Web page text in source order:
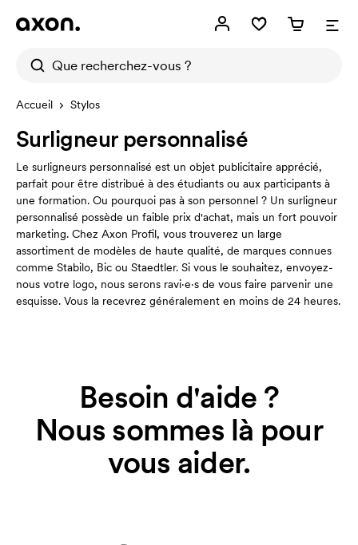
Accueil Stylos
Surligneur personnalisé
Le surligneurs personnalisé est un objet publicitaire apprécié,
parfait pour être distribué à des étudiants ou aux participants à
une formation. Ou pourquoi pas à son personnel ? Un surligneur
personnalisé possède un faible prix d'achat, mais un fort pouvoir
marketing. Chez Axon Profil, vous trouverez un large
assortiment de modèles de haute qualité, de marques connues
comme Stabilo, Bic ou Staedtler. Si vous le souhaitez, envoyez-
nous votre logo, nous serons ravi·e·s de vous faire parvenir une
esquisse. Vous la recevrez généralement en moins de 24 heures.
Besoin d'aide ?
Nous sommes là pour
vous aider.